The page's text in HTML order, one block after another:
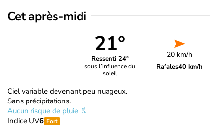
Cet après-midi
21°
Ressenti 24°
sous l’influence du
soleil
20 km/h
Rafales40 km/h
Ciel variable devenant peu nuageux.
Sans précipitations.
Aucun risque de pluie
Indice UV6 Fort